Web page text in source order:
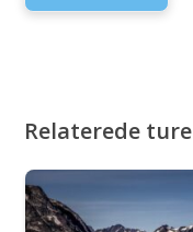
Relaterede ture